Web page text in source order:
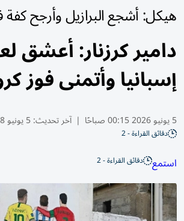
هيكل: أشجع البرازيل وأرجح
دامير كرزنار: أعشق
إسبانيا وأتمنى فوز
5 يونيو 2026 00:15 صباحًا | آخر تحديث:5 يونيو 00:18 2026
دقائق القراءة - 2
استمع دقائق القراءة - 2